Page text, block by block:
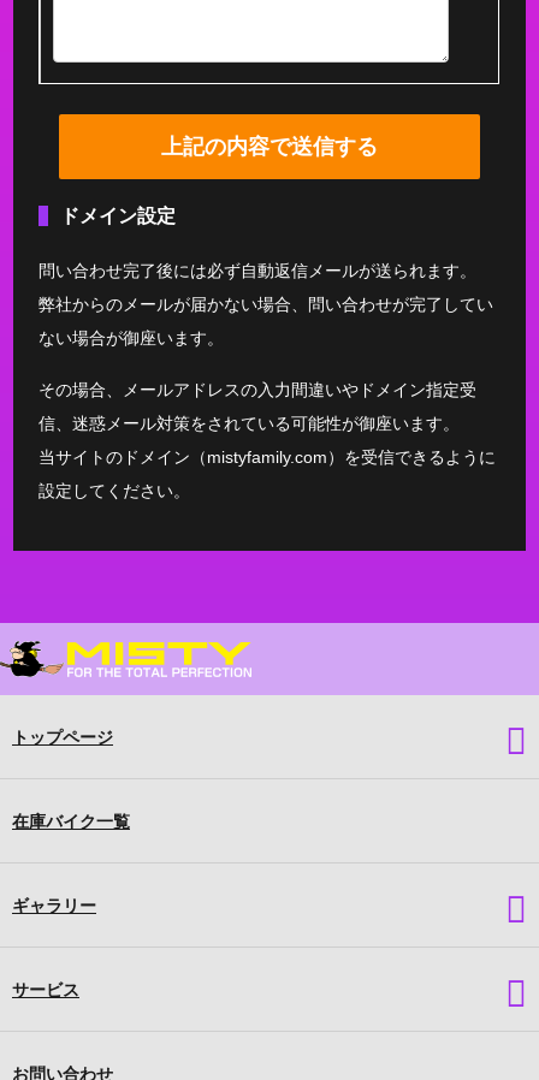
ドメイン設定
問い合わせ完了後には必ず自動返信メールが送られます。
弊社からのメールが届かない場合、問い合わせが完了してい
ない場合が御座います。
その場合、メールアドレスの入力間違いやドメイン指定受
信、迷惑メール対策をされている可能性が御座います。
当サイトのドメイン（mistyfamily.com）を受信できるように
設定してください。
トップページ
在庫バイク一覧
ギャラリー
サービス
お問い合わせ